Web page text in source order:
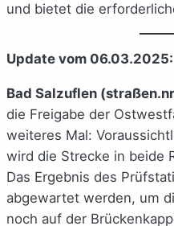
und bietet die
Update vom 06.03.2025:
Bad Salzuflen
die Freigabe der
weiteres Mal:
wird die Strecke in beide
Das Ergebnis des
abgewartet werden, um
noch auf der